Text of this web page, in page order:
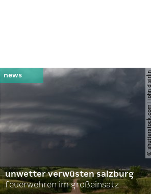
©
unwetter verwüsten salzburg
feuerwehren im großeinsatz